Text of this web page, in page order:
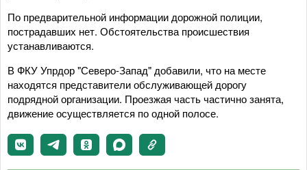
По предварительной информации дорожной полиции,
пострадавших нет. Обстоятельства происшествия
устанавливаются.
В ФКУ Упрдор "Северо-Запад" добавили, что на месте
находятся представители обслуживающей дорогу
подрядной организации. Проезжая часть частично занята,
движение осуществляется по одной полосе.